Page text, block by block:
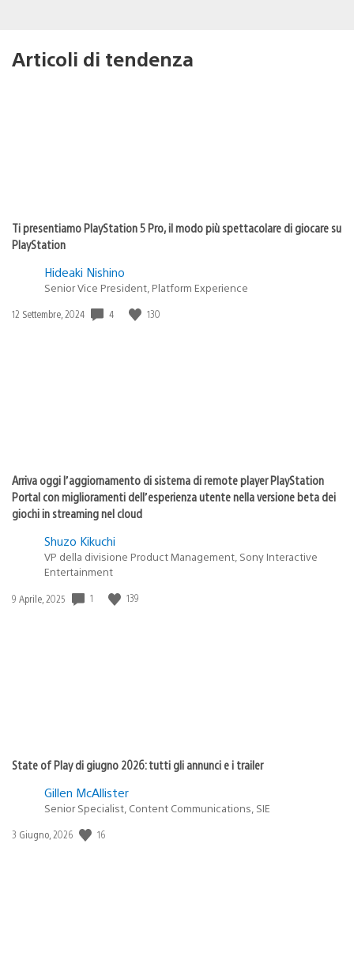
Articoli di tendenza
Ti presentiamo PlayStation 5 Pro, il modo più spettacolare di giocare su
PlayStation
Hideaki Nishino
Senior Vice President, Platform Experience
Data
12 Settembre, 2024 4 130
Arriva oggi l’aggiornamento di sistema di remote player PlayStation
Portal con miglioramenti dell’esperienza utente nella versione beta dei
giochi in streaming nel cloud
Shuzo Kikuchi
VP della divisione Product Management, Sony Interactive
Entertainment
Data
9 Aprile, 2025 1 139
State of Play di giugno 2026: tutti gli annunci e i trailer
Gillen McAllister
Senior Specialist, Content Communications, SIE
Data
3 Giugno, 2026 16